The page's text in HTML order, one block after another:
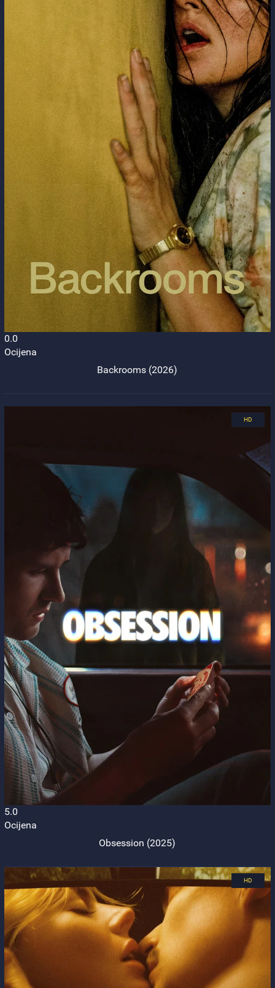
0.0
Ocijena
Backrooms (2026)
5.0
Ocijena
Obsession (2025)